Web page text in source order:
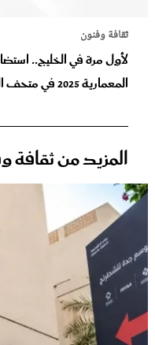
ثقافة وفنون
لأول مرة في الخليج..
المعمارية 2025 في متحف اللوفر أبوظبي
المزيد من ثقافة